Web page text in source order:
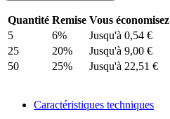
Quantité Remise Vous économisez
5
6%
Jusqu'à 0,54 €
25
20%
Jusqu'à 9,00 €
50
25% Jusqu'à 22,51 €
Caractéristiques techniques